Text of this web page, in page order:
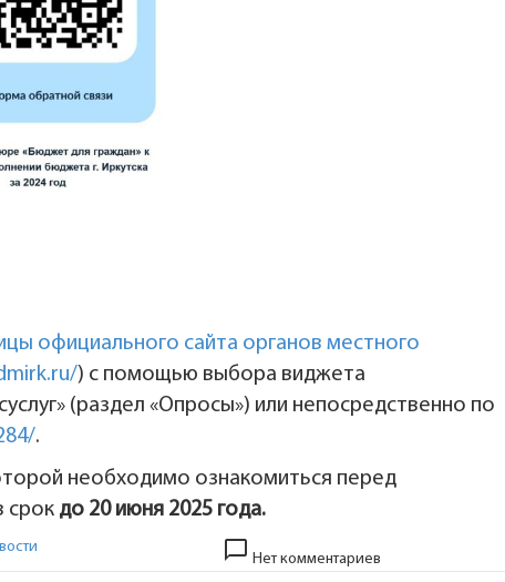
официального сайта органов местного
) с помощью выбора виджета
(раздел «Опросы») или непосредственно по
.
необходимо ознакомиться перед
срок до 20 июня 2025 года.
chat_bubble_outline Нет комментариев